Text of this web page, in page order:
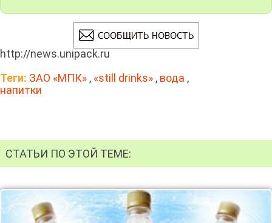
http://news.unipack.ru
Теги: ЗАО «МПК» , «still drinks» , вода ,
напитки
СТАТЬИ ПО ЭТОЙ ТЕМЕ: